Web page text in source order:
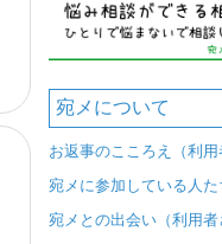
宛メについて
お返事のこころえ（利用
宛メに参加している人た
宛メとの出会い（利用者